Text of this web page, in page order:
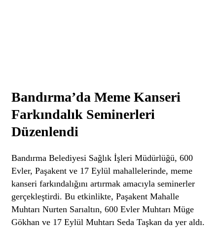
Bandırma’da Meme Kanseri
Farkındalık Seminerleri
Düzenlendi
Bandırma Belediyesi Sağlık İşleri Müdürlüğü, 600
Evler, Paşakent ve 17 Eylül mahallelerinde, meme
kanseri farkındalığını artırmak amacıyla seminerler
gerçekleştirdi. Bu etkinlikte, Paşakent Mahalle
Muhtarı Nurten Sarıaltın, 600 Evler Muhtarı Müge
Gökhan ve 17 Eylül Muhtarı Seda Taşkan da yer aldı.